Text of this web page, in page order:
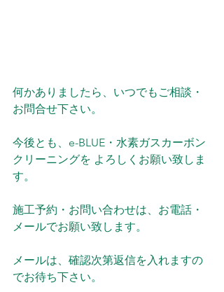
何かありましたら、いつでもご相談・
お問合せ下さい。
今後とも、e-BLUE・水素ガスカーボン
クリーニングを よろしくお願い致しま
す。
施工予約・お問い合わせは、お電話・
メールでお願い致します。
メールは、確認次第返信を入れますの
でお待ち下さい。